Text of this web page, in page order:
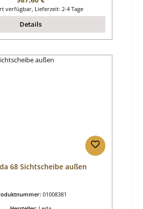
verfügbar, Lieferzeit: 2-4 Tage
Details
68 Sichtscheibe außen
01008381